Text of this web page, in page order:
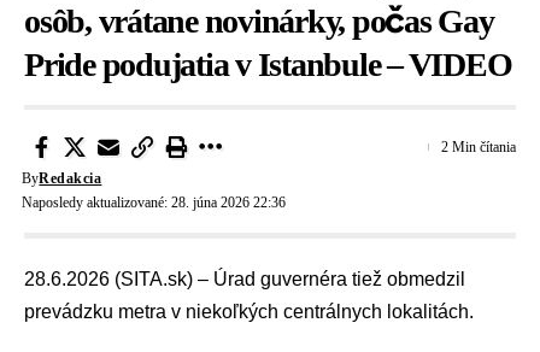
osôb, vrátane novinárky, počas Gay
Pride podujatia v Istanbule – VIDEO
Naposledy aktualizované: 28. júna 2026 22:36
ByRedakcia
2 Min čítania
28.6.2026 (SITA.sk) – Úrad guvernéra tiež obmedzil
prevádzku metra v niekoľkých centrálnych lokalitách.